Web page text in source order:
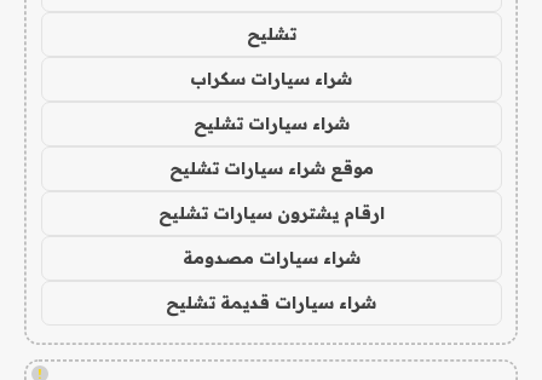
تشليح
شراء سيارات سكراب
شراء سيارات تشليح
موقع شراء سيارات تشليح
ارقام يشترون سيارات تشليح
شراء سيارات مصدومة
شراء سيارات قديمة تشليح
!